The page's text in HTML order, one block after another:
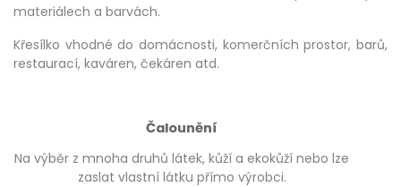
materiálech a barvách.
Křesílko vhodné do domácnosti, komerčních prostor, barů,
restaurací, kaváren, čekáren atd.
Čalounění
Na výběr z mnoha druhů látek, kůží a ekokůží nebo lze
zaslat vlastní látku přímo výrobci.